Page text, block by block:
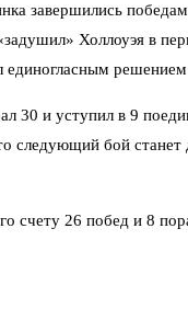
завершились
Холлоуэя в
единогласным решением
30 и уступил в 9
следующий бой станет
счету 26 побед и 8